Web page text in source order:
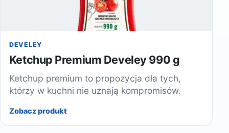
DEVELEY
Ketchup Premium Develey 990 g
Ketchup premium to propozycja dla tych,
którzy w kuchni nie uznają kompromisów.
Zobacz produkt